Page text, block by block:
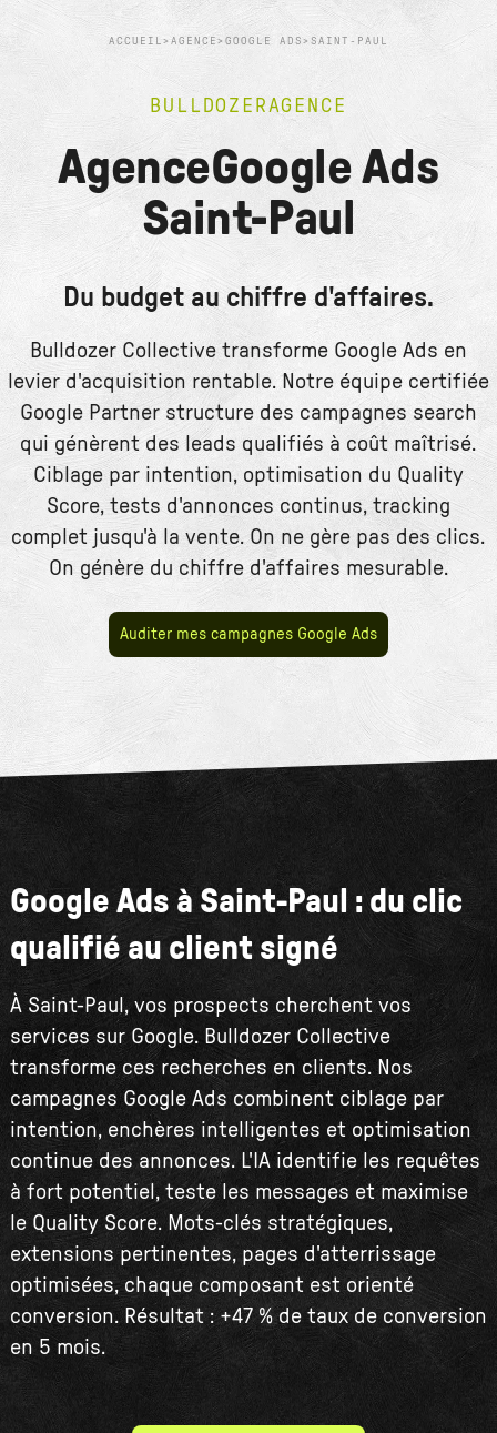
ACCUEIL > AGENCE > GOOGLE ADS > SAINT-PAUL
BULLDOZERAGENCE
AgenceGoogle Ads
Saint-Paul
Du budget au chiffre d'affaires.
Bulldozer Collective transforme Google Ads en
levier d'acquisition rentable. Notre équipe certifiée
Google Partner structure des campagnes search
qui génèrent des leads qualifiés à coût maîtrisé.
Ciblage par intention, optimisation du Quality
Score, tests d'annonces continus, tracking
complet jusqu'à la vente. On ne gère pas des clics.
On génère du chiffre d'affaires mesurable.
Auditer mes campagnes Google Ads
Google Ads à Saint-Paul : du clic
qualifié au client signé
À Saint-Paul, vos prospects cherchent vos
services sur Google. Bulldozer Collective
transforme ces recherches en clients. Nos
campagnes Google Ads combinent ciblage par
intention, enchères intelligentes et optimisation
continue des annonces. L'IA identifie les requêtes
à fort potentiel, teste les messages et maximise
le Quality Score. Mots-clés stratégiques,
extensions pertinentes, pages d'atterrissage
optimisées, chaque composant est orienté
conversion. Résultat : +47 % de taux de conversion
en 5 mois.